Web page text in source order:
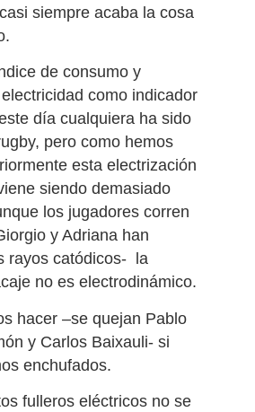
siempre acaba la cosa
de consumo y
como indicador
día cualquiera ha sido
pero como hemos
esta electrización
siendo demasiado
los jugadores corren
y Adriana han
rayos catódicos-
la
no es electrodinámico.
hacer –se quejan Pablo
y Carlos Baixauli- si
enchufados.
fulleros eléctricos no se